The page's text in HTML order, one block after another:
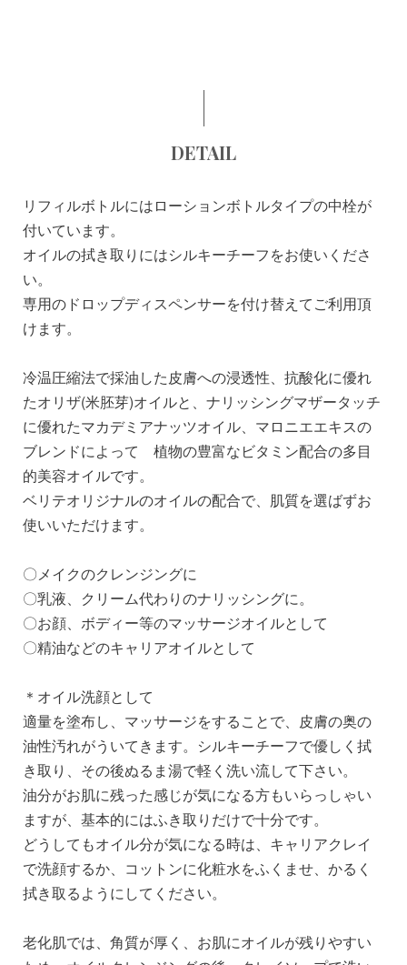
DETAIL
リフィルボトルにはローションボトルタイプの中栓が
付いています。
オイルの拭き取りにはシルキーチーフをお使いくださ
い。
専用のドロップディスペンサーを付け替えてご利用頂
けます。
冷温圧縮法で採油した皮膚への浸透性、抗酸化に優れ
たオリザ(米胚芽)オイルと、ナリッシングマザータッチ
に優れたマカデミアナッツオイル、マロニエエキスの
ブレンドによって 植物の豊富なビタミン配合の多目
的美容オイルです。
ベリテオリジナルのオイルの配合で、肌質を選ばずお
使いいただけます。
〇メイクのクレンジングに
〇乳液、クリーム代わりのナリッシングに。
〇お顔、ボディー等のマッサージオイルとして
〇精油などのキャリアオイルとして
＊オイル洗顔として
適量を塗布し、マッサージをすることで、皮膚の奥の
油性汚れがういてきます。シルキーチーフで優しく拭
き取り、その後ぬるま湯で軽く洗い流して下さい。
油分がお肌に残った感じが気になる方もいらっしゃい
ますが、基本的にはふき取りだけで十分です。
どうしてもオイル分が気になる時は、キャリアクレイ
で洗顔するか、コットンに化粧水をふくませ、かるく
拭き取るようにしてください。
老化肌では、角質が厚く、お肌にオイルが残りやすい